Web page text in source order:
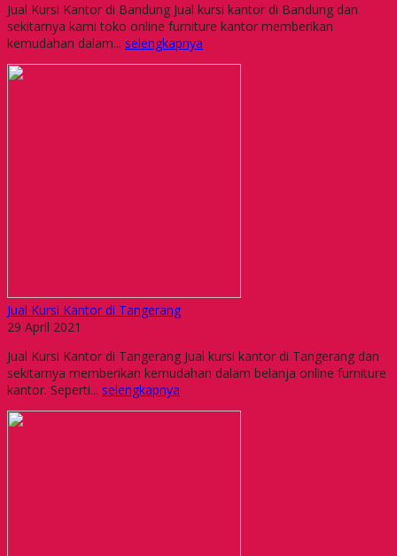
Jual Kursi Kantor di Bandung Jual kursi kantor di Bandung dan
sekitarnya kami toko online furniture kantor memberikan
kemudahan dalam... selengkapnya
Jual Kursi Kantor di Tangerang
29 April 2021
Jual Kursi Kantor di Tangerang Jual kursi kantor di Tangerang dan
sekitarnya memberikan kemudahan dalam belanja online furniture
kantor. Seperti... selengkapnya